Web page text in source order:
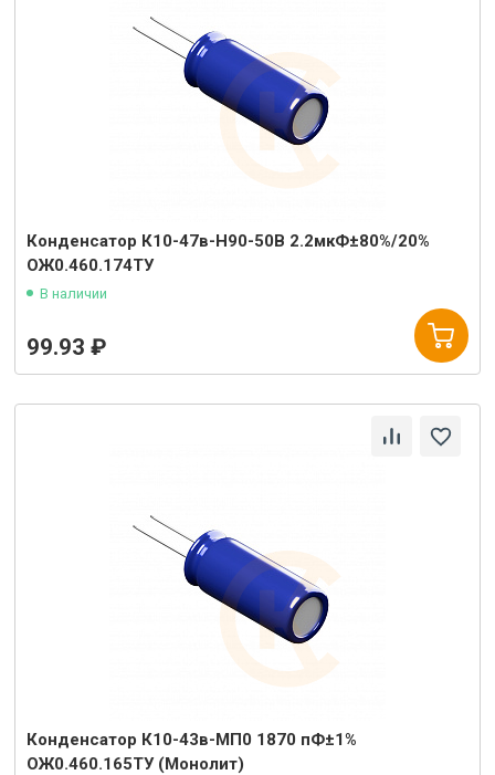
Конденсатор К10-47в-Н90-50В 2.2мкФ±80%/20%
ОЖ0.460.174ТУ
В наличии
99.93 ₽
Конденсатор К10-43в-МП0 1870 пФ±1%
ОЖ0.460.165ТУ (Монолит)